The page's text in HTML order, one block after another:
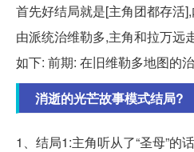
首先好结局就是[主角团都存活
由派统治维勒多,主角和拉万远
如下: 前期: 在旧维勒多地图的治
消逝的光芒故事模式结局?
1、结局1:主角听从了“圣母”的